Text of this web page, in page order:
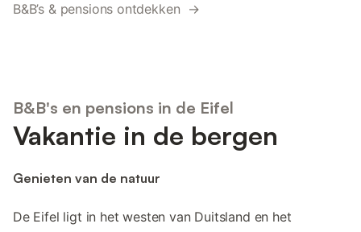
B&B’s & pensions ontdekken →
B&B's en pensions in de Eifel
Vakantie in de bergen
Genieten van de natuur
De Eifel ligt in het westen van Duitsland en het